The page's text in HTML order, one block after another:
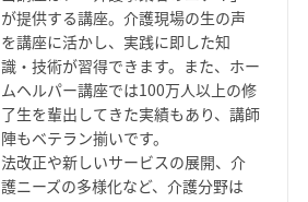
が提供する講座。介護現場の生の声
を講座に活かし、実践に即した知
識・技術が習得できます。また、ホー
ムヘルパー講座では100万人以上の修
了生を輩出してきた実績もあり、講師
陣もベテラン揃いです。
法改正や新しいサービスの展開、介
護ニーズの多様化など、介護分野は